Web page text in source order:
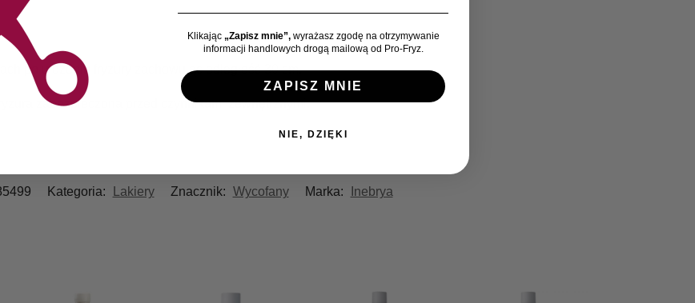
po ułożeniu fryzury zachowując odległość 30 cm.
zabezpieczona przed czynnikami zewnętrznymi.
Kategoria: Lakiery Znacznik: Wycofany Marka: Inebrya
Klikając „Zapisz mnie”,wyrażasz zgodę na otrzymywanie
informacji handlowych drogą mailową od Pro-Fryz.
ZAPISZ MNIE
NIE, DZIĘKI